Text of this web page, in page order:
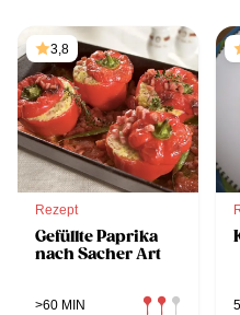
3,8
Rezept
Gefüllte Paprika
nach Sacher Art
>60 MIN